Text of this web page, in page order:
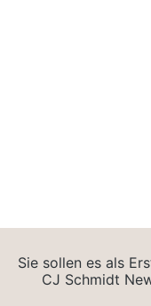
Sie sollen es als
CJ Schmidt